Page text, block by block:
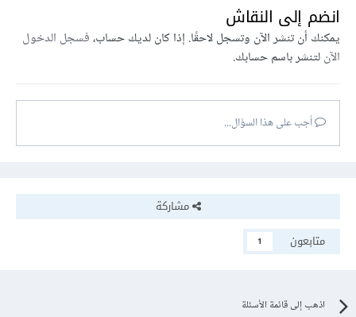
انضم إلى النقاش
يمكنك أن تنشر الآن وتسجل لاحقًا. إذا كان لديك حساب،فسجل الدخول
الآنلتنشر باسم حسابك.
أجب على هذا السؤال...
مشاركة
متابعون
1
اذهب إلى قائمة الأسئلة